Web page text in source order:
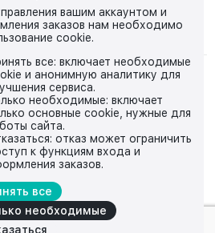
то, что данный интернет-сайт,
товарах и ценах,
носит исключительно
и ни при каких условиях не
определяемой положениями
кодекса Российской Федерации.
копирование с сайта возможно
сайта
вашим аккаунтом и
заказов нам необходимо
cookie.
все: включает необходимые
и анонимную аналитику для
сервиса.
необходимые: включает
основные cookie, нужные для
сайта.
отказ может ограничить
к функциям входа и
заказов.
все
необходимые